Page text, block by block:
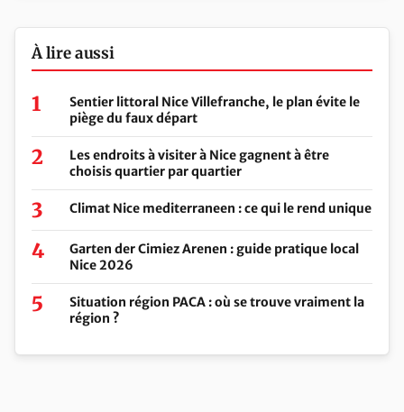
À lire aussi
Sentier littoral Nice Villefranche, le plan évite le
piège du faux départ
Les endroits à visiter à Nice gagnent à être
choisis quartier par quartier
Climat Nice mediterraneen : ce qui le rend unique
Garten der Cimiez Arenen : guide pratique local
Nice 2026
Situation région PACA : où se trouve vraiment la
région ?